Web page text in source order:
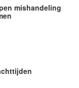
mishandeling